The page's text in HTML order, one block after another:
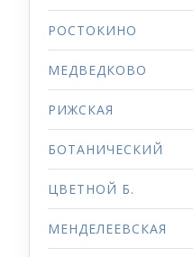
РОСТОКИНО
МЕДВЕДКОВО
РИЖСКАЯ
БОТАНИЧЕСКИЙ
ЦВЕТНОЙ Б.
МЕНДЕЛЕЕВСКАЯ